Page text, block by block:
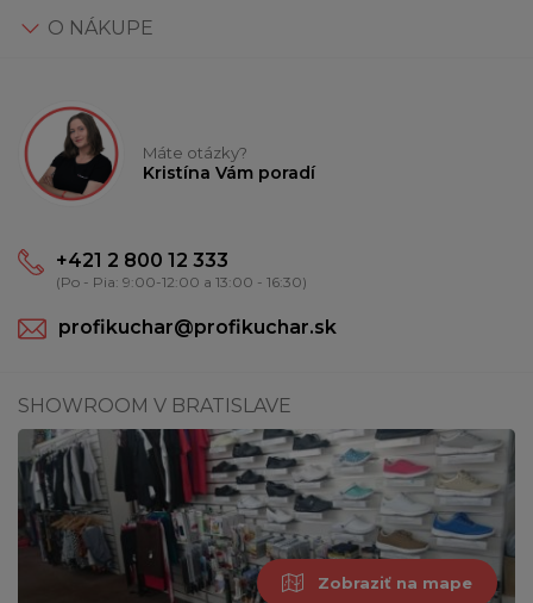
O NÁKUPE
Máte otázky?
Kristína Vám poradí
+421 2 800 12 333
(Po - Pia: 9:00-12:00 a 13:00 - 16:30)
profikuchar@profikuchar.sk
SHOWROOM V BRATISLAVE
Zobraziť na mape